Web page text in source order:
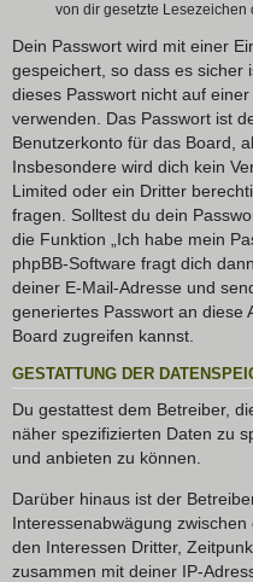
von dir gesetzte
Dein Passwort wird mit einer
gespeichert, so dass es sicher
dieses Passwort nicht auf
verwenden. Das Passwort ist
Benutzerkonto für das Board,
Insbesondere wird dich kein
Limited oder ein Dritter
fragen. Solltest du dein
die Funktion „Ich habe mein
phpBB-Software fragt dich
deiner E-Mail-Adresse und
generiertes Passwort an diese
Board zugreifen kannst.
GESTATTUNG DER
Du gestattest dem Betreiber,
näher spezifizierten Daten zu
und anbieten zu können.
Darüber hinaus ist der
Interessenabwägung
den Interessen Dritter,
zusammen mit deiner IP-